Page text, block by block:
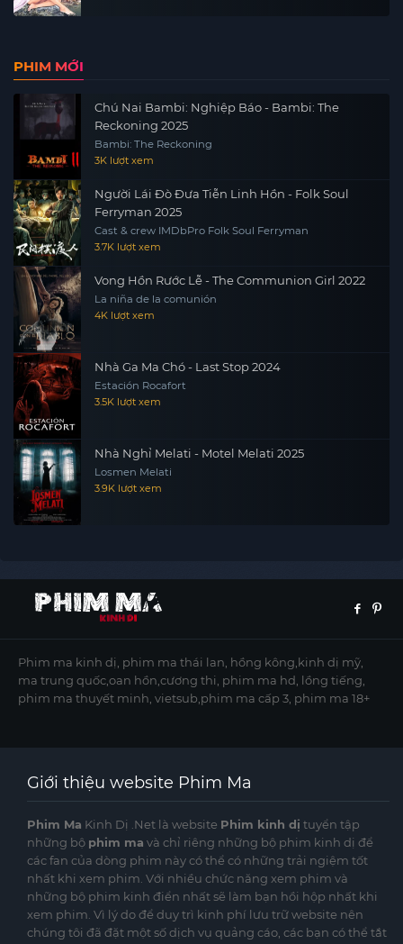
PHIM MỚI
Chú Nai Bambi: Nghiệp Báo - Bambi: The
Reckoning 2025
Bambi: The Reckoning
3K lượt xem
Người Lái Đò Đưa Tiễn Linh Hồn - Folk Soul
Ferryman 2025
Cast & crew IMDbPro Folk Soul Ferryman
3.7K lượt xem
Vong Hồn Rước Lễ - The Communion Girl 2022
La niña de la comunión
4K lượt xem
Nhà Ga Ma Chó - Last Stop 2024
Estación Rocafort
3.5K lượt xem
Nhà Nghỉ Melati - Motel Melati 2025
Losmen Melati
3.9K lượt xem
Phim ma kinh dị, phim ma thái lan, hồng kông,kinh dị mỹ,
ma trung quốc,oan hồn,cương thi, phim ma hd, lồng tiếng,
phim ma thuyết minh, vietsub,phim ma cấp 3, phim ma 18+
Giới thiệu website Phim Ma
Phim Ma Kinh Dị .Net là website Phim kinh dị tuyển tập
những bộ phim ma và chỉ riêng những bộ phim kinh dị để
các fan của dòng phim này có thể có những trải ngiệm tốt
nhất khi xem phim. Với nhiều chức năng xem phim và
những bộ phim kinh điển nhất sẽ làm bạn hồi hộp nhất khi
xem phim. Vì lý do để duy trì kinh phí lưu trữ website nên
chúng tôi đã đặt một số dịch vụ quảng cáo, các bạn có thể tắt